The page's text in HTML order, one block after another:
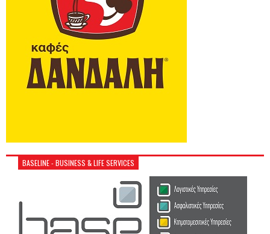
BASELINE - BUSINESS & LIFE SERVICES